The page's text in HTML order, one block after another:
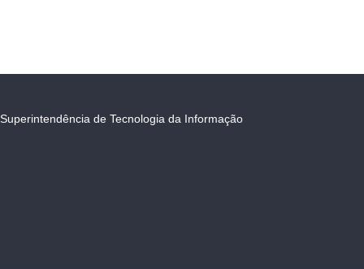
Superintendência de Tecnologia da Informação